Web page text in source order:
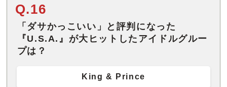
Q.16
「ダサかっこいい」と評判になった
『U.S.A.』が大ヒットしたアイドルグルー
プは？
King & Prince